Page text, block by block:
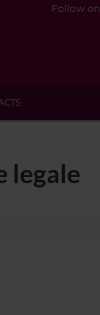
Follow on
legale